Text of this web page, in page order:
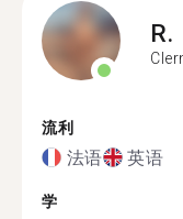
R.
流利
法语 英语
学